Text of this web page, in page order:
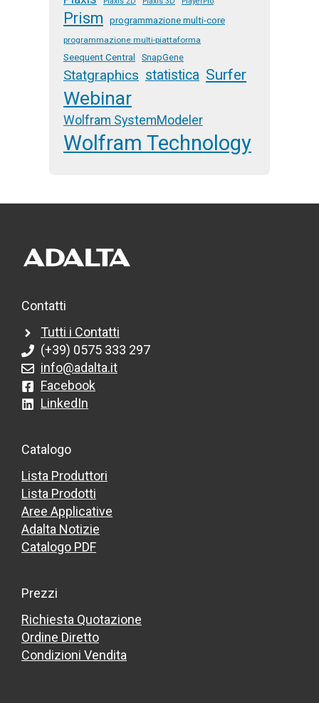
Prism programmazione multi-core
programmazione multi-piattaforma
Seequent Central SnapGene
Statgraphics statistica Surfer
Webinar
Wolfram SystemModeler
Wolfram Technology
Contatti
Tutti i Contatti
(+39) 0575 333 297
info@adalta.it
Facebook
LinkedIn
Catalogo
Lista Produttori
Lista Prodotti
Aree Applicative
Adalta Notizie
Catalogo PDF
Prezzi
Richiesta Quotazione
Ordine Diretto
Condizioni Vendita